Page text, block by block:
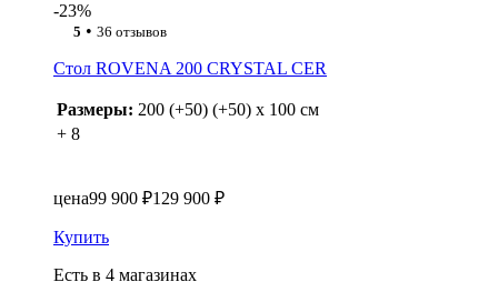
-23%
5 • 36 отзывов
Стол ROVENA 200 CRYSTAL CER
Размеры: 200 (+50) (+50) x 100 см
+ 8
цена99 900 ₽129 900 ₽
Купить
Есть в 4 магазинах